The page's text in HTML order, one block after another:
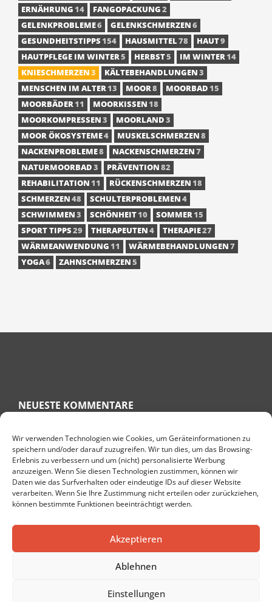
Wir verwenden Technologien wie Cookies, um Geräteinformationen zu
speichern und/oder darauf zuzugreifen. Wir tun dies, um das Browsing-
Erlebnis zu verbessern und um (nicht) personalisierte Werbung
anzuzeigen. Wenn Sie diesen Technologien zustimmen, können wir
Daten wie das Surfverhalten oder eindeutige IDs auf dieser Website
verarbeiten. Wenn Sie Ihre Zustimmung nicht erteilen oder zurückziehen,
können bestimmte Funktionen beeinträchtigt werden.
Akzeptieren
Ablehnen
Einstellungen
ERNÄHRUNG14 FANGOPACKUNG2
GELENKPROBLEME6 GELENKSCHMERZEN6
GESUNDHEITSTIPPS154 HAUSMITTEL78 HAUT9
HAUTPFLEGE IM WINTER5 HERBST5 IM WINTER14
KNIESCHMERZEN3 KÄLTEBEHANDLUNGEN3
MENSCHEN IM ALTER13 MOOR8 MOORBAD15
MOORBÄDER11 MOORKISSEN18
MOORKOMPRESSEN3 MOORLAND3
MOOR ÖKOSYSTEME4 MUSKELSCHMERZEN8
NACKENPROBLEME8 NACKENSCHMERZEN7
NATURMOORBAD3 PRÄVENTION82
REHABILITATION11 RÜCKENSCHMERZEN18
SCHMERZEN48 SCHULTERPROBLEMEN4
SCHWIMMEN3 SCHÖNHEIT10 SOMMER15
SPORT TIPPS29 THERAPEUTEN4 THERAPIE27
WÄRMEANWENDUNG11 WÄRMEBEHANDLUNGEN7
YOGA6 ZAHNSCHMERZEN5
NEUESTE KOMMENTARE
RITAZUKNÖCHELSCHWELLUNG HAUSMITTEL – GESCHWOLLENE
KNÖCHEL BEKÄMPFEN
ULRIKE BEHRENDZUWAS HILFT BEI PLANTARFASZIITIS? 7 TIPPS
FÜR EINE SCHNELLE GENESUNG
TARAMIZUDIE TOP 10 GESUNDHEITSBLOGS IN DEUTSCHLAND
DENISEZUGESUND LEBEN IM ALTER: 8 PRAKTISCHE TIPPS
DIE 10 BESTEN NATÜRLICHEN HEISSEN QUELLEN IN E